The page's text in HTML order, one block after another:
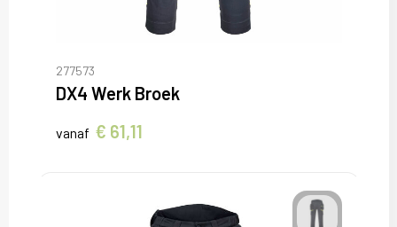
277573
DX4 Werk Broek
vanaf € 61,11